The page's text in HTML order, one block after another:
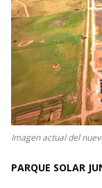
Imagen actual del
PARQUE SOLAR